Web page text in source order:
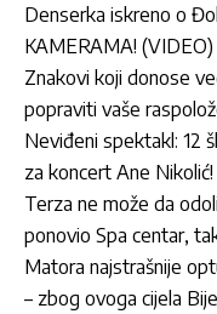
Denserka iskreno o
KAMERAMA! (VIDEO)
Znakovi koji donose
popraviti vaše
Neviđeni spektakl: 12
za koncert Ane Nikolić!
Terza ne može da
ponovio Spa centar,
Matora najstrašnije
– zbog ovoga cijela